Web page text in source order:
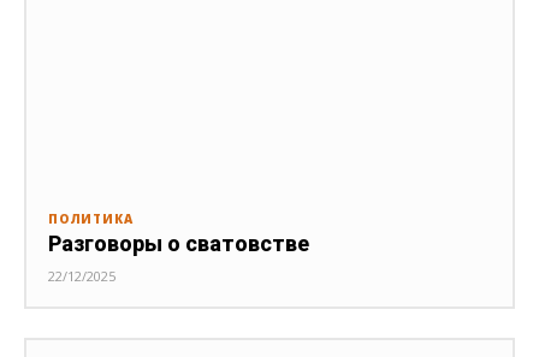
ПОЛИТИКА
Разговоры о сватовстве
22/12/2025